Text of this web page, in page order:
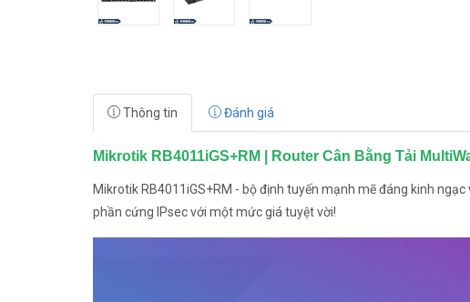
Thông tin Đánh giá
Mikrotik RB4011iGS+RM | Router Cân Bằng Tải
Mikrotik RB4011iGS+RM - bộ định tuyến mạnh mẽ đáng kinh
phần cứng IPsec với một mức giá tuyệt vời!